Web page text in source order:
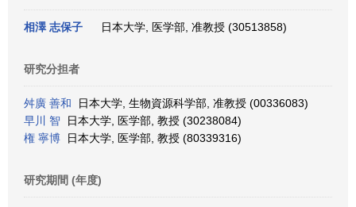
相澤 志保子 日本大学, 医学部, 准教授 (30513858)
研究分担者
舛廣 善和 日本大学, 生物資源科学部, 准教授 (00336083)
早川 智 日本大学, 医学部, 教授 (30238084)
権 寧博 日本大学, 医学部, 教授 (80339316)
研究期間 (年度)